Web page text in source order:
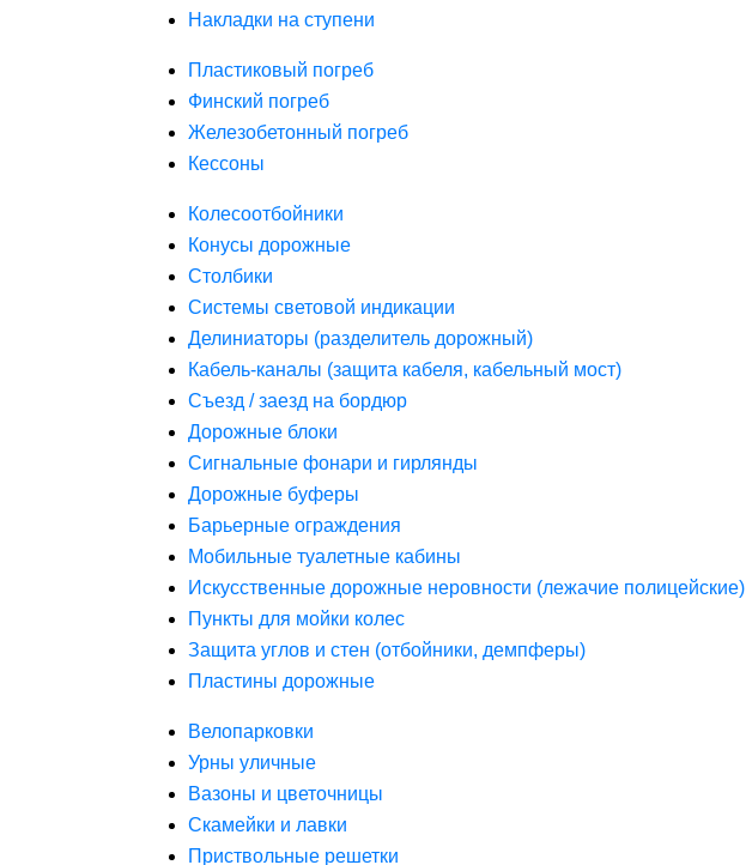
Накладки на ступени
Пластиковый погреб
Финский погреб
Железобетонный погреб
Кессоны
Колесоотбойники
Конусы дорожные
Столбики
Системы световой индикации
Делиниаторы (разделитель дорожный)
Кабель-каналы (защита кабеля, кабельный мост)
Съезд / заезд на бордюр
Дорожные блоки
Сигнальные фонари и гирлянды
Дорожные буферы
Барьерные ограждения
Мобильные туалетные кабины
Искусственные дорожные неровности (лежачие полицейские)
Пункты для мойки колес
Защита углов и стен (отбойники, демпферы)
Пластины дорожные
Велопарковки
Урны уличные
Вазоны и цветочницы
Скамейки и лавки
Приствольные решетки